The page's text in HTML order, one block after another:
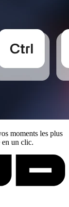
moments les plus
en un clic.